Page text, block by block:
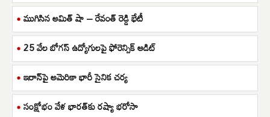
ముగిసిన అమిత్ షా – రేవంత్ రెడ్డి భేటీ
25 వేల బోగస్ ఉద్యోగులపై ఫోరెన్సిక్ ఆడిట్
ఇరాన్‌పై అమెరికా భారీ సైనిక చర్య
సంక్షోభం వేళ భారత్‌కు రష్యా భరోసా